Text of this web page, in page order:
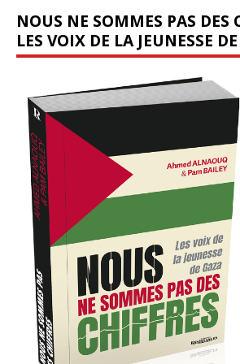
NOUS NE SOMMES PAS DES
LES VOIX DE LA JEUNESSE